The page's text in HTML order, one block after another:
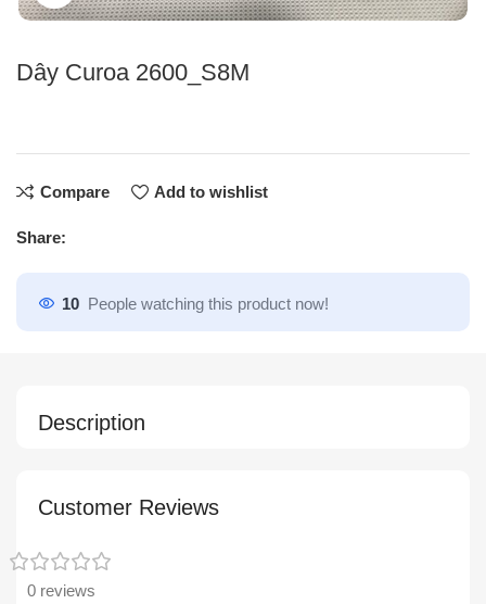
Dây Curoa 2600_S8M
Compare Add to wishlist
Share:
10 People watching this product now!
Description
Customer Reviews
0 reviews